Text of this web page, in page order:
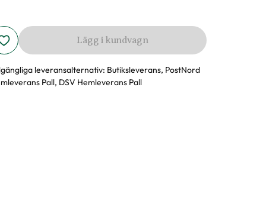
Lägg i kundvagn
leveransalternativ: Butiksleverans, PostNord
Pall, DSV Hemleverans Pall